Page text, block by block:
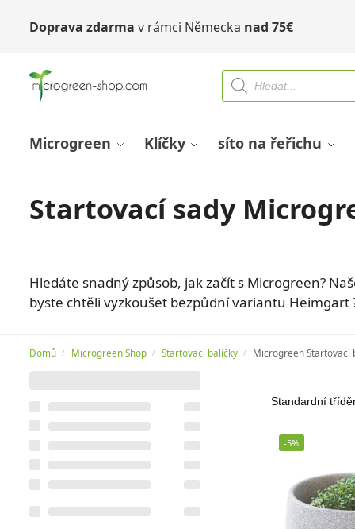
Doprava zdarma v rámci Německa nad 75€
Microgreen Klíčky síto na řeřichu
Startovací sady
Hledáte snadný způsob, jak začít s Microgreen?
byste chtěli vyzkoušet bezpůdní variantu Heimgart
Domů / Microgreen Shop / Startovací balíčky / Microgreen Startovací
-5%